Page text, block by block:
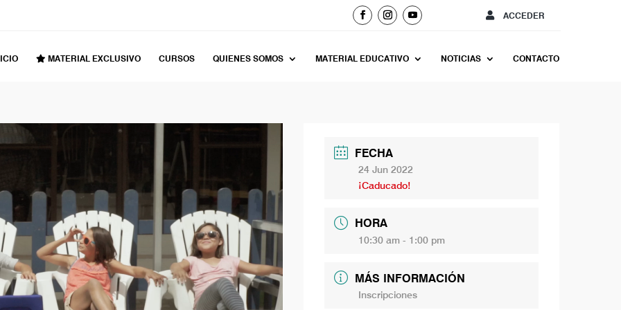
ACCEDER
MATERIAL EXCLUSIVO CURSOS QUIENES SOMOS MATERIAL EDUCATIVO NOTICIAS CONTACTO
FECHA
24 Jun 2022
¡Caducado!
HORA
10:30 am - 1:00 pm
MÁS INFORMACIÓN
Inscripciones